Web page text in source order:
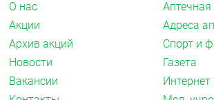
Со стороны опорно-двигательного
соединительной ткани
Частота неизвестна: миалгия,
Общие нарушения и местные
О нас
Акции
Архив акций
Новости
Вакансии
Аптечная
Адреса
Спорт и
Газета